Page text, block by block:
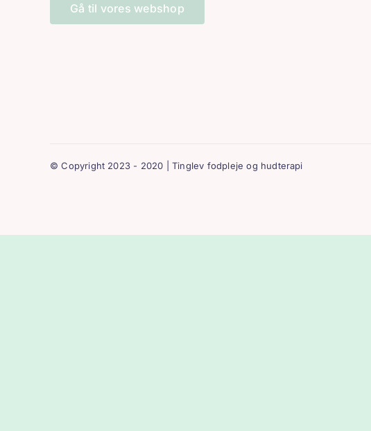
Gå til vores webshop
© Copyright 2023 - 2020 | Tinglev fodpleje og hudterapi